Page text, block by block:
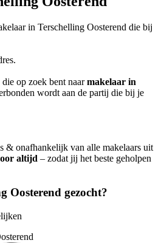
in Terschelling Oosterend die bij
op zoek bent naarmakelaar in
wordt aan de partij die bij je
& onafhankelijk van alle makelaars uit
altijd – zodat jij het beste geholpen
Oosterend gezocht?